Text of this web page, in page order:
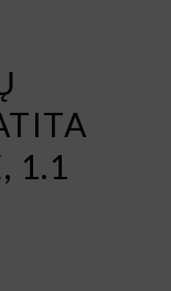
1.1